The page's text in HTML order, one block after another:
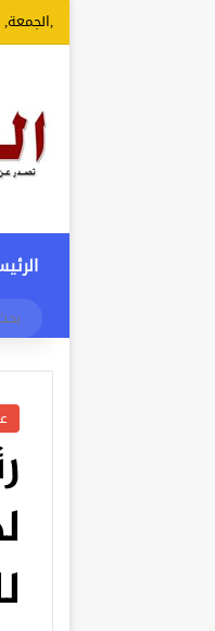
,الجمعة, 7 أغسطس، 2026 12:19 صباحًا